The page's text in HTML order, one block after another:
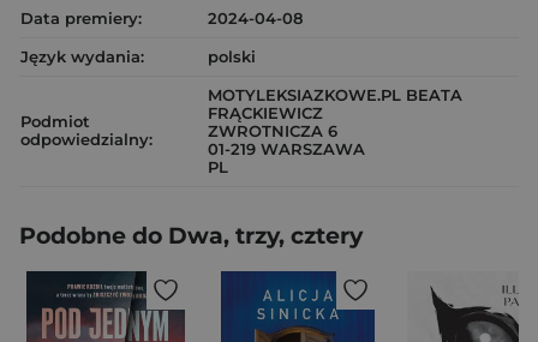
Data premiery:
2024-04-08
Język wydania:
polski
Podmiot
odpowiedzialny:
MOTYLEKSIAZKOWE.PL BEATA
FRĄCKIEWICZ
ZWROTNICZA 6
01-219 WARSZAWA
PL
Podobne do Dwa, trzy, cztery